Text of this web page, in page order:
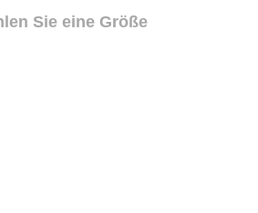
Sie eine Größe